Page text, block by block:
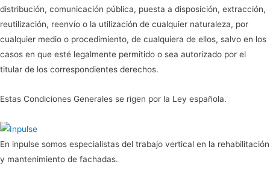
distribución, comunicación pública, puesta a disposición, extracción,
reutilización, reenvío o la utilización de cualquier naturaleza, por
cualquier medio o procedimiento, de cualquiera de ellos, salvo en los
casos en que esté legalmente permitido o sea autorizado por el
titular de los correspondientes derechos.
Estas Condiciones Generales se rigen por la Ley española.
En inpulse somos especialistas del trabajo vertical en la rehabilitación
y mantenimiento de fachadas.